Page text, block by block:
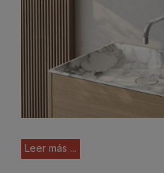
Leer más ...